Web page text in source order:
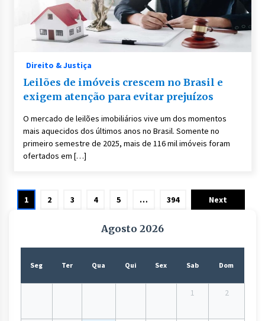
Direito & Justiça
Leilões de imóveis crescem no Brasil e
exigem atenção para evitar prejuízos
O mercado de leilões imobiliários vive um dos momentos
mais aquecidos dos últimos anos no Brasil. Somente no
primeiro semestre de 2025, mais de 116 mil imóveis foram
ofertados em […]
Paginação
1 2 3 4 5 … 394 Next
Agosto 2026
Seg Ter Qua Qui Sex Sab Dom
1 2